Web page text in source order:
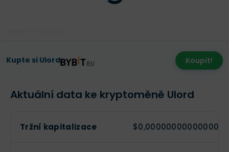
Kupte si Ulord Koupit!
Aktuální data ke kryptoměně Ulord
Tržní kapitalizace $0,0000000000000012